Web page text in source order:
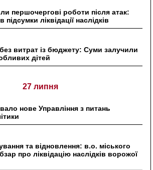
першочергові роботи після атак:
підсумки ліквідації наслідків
витрат із бюджету: Суми залучили
дітей
27 липня
нове Управління з питань
та відновлення: в.о. міського
про ліквідацію наслідків ворожої